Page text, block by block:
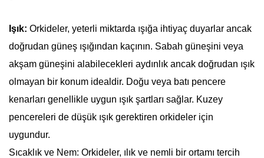
Işık: Orkideler, yeterli miktarda ışığa ihtiyaç duyarlar ancak
doğrudan güneş ışığından kaçının. Sabah güneşini veya
akşam güneşini alabilecekleri aydınlık ancak doğrudan ışık
olmayan bir konum idealdir. Doğu veya batı pencere
kenarları genellikle uygun ışık şartları sağlar. Kuzey
pencereleri de düşük ışık gerektiren orkideler için
uygundur.
Sıcaklık ve Nem: Orkideler, ılık ve nemli bir ortamı tercih